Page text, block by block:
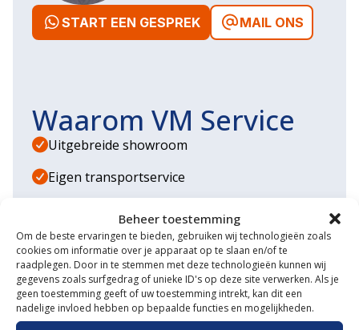
Beheer toestemming
Om de beste ervaringen te bieden, gebruiken wij technologieën zoals
cookies om informatie over je apparaat op te slaan en/of te
raadplegen. Door in te stemmen met deze technologieën kunnen wij
gegevens zoals surfgedrag of unieke ID's op deze site verwerken. Als je
geen toestemming geeft of uw toestemming intrekt, kan dit een
nadelige invloed hebben op bepaalde functies en mogelijkheden.
START EEN GESPREK MAIL ONS
Waarom VM Service
Uitgebreide showroom
Eigen transportservice
Diverse aanbouwwerktuigen
Grote voorraad minitrekkers
Grootste in kleine tractoren